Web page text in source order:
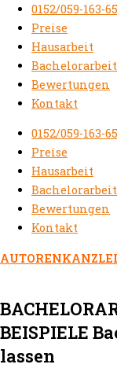
0152/059-163-65
Preise
Hausarbeit
Bachelorarbeit
Bewertungen
Kontakt
0152/059-163-65
Preise
Hausarbeit
Bachelorarbeit
Bewertungen
Kontakt
BEISPIELE
lassen